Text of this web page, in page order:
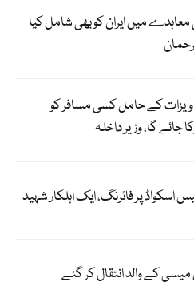
میں ایران کو بھی شامل کیا
کے حامل کسی مسافر کو
جائے گا، وزیر داخلہ
اسکواڈ پر فائرنگ، ایک اہلکار شہید
میسی کے والد انتقال کر گئے